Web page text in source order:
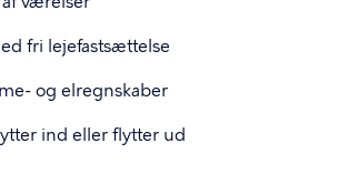
fri lejefastsættelse
og elregnskaber
ind eller flytter ud